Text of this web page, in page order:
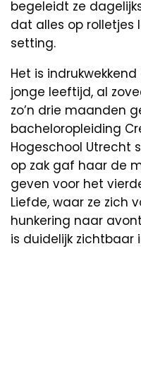
begeleidt ze
dat alles op rolletjes
setting.
Het is
jonge leeftijd, al
zo’n drie maanden
bacheloropleiding
Hogeschool Utrecht
op zak gaf haar de
geven voor het
Liefde, waar ze zich
hunkering naar
is duidelijk zichtbaar